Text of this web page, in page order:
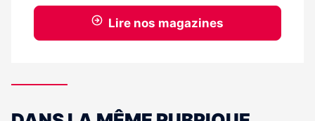
Lire nos magazines